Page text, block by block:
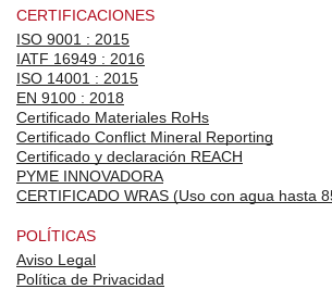
CERTIFICACIONES
ISO 9001 : 2015
IATF 16949 : 2016
ISO 14001 : 2015
EN 9100 : 2018
Certificado Materiales RoHs
Certificado Conflict Mineral Reporting
Certificado y declaración REACH
PYME INNOVADORA
CERTIFICADO WRAS (Uso con agua hasta
POLÍTICAS
Aviso Legal
Política de Privacidad